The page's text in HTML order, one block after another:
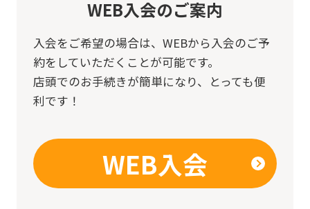
WEB入会のご案内
入会をご希望の場合は、 WEBから入会のご予
約をしていただくことが可能です。
店頭でのお手続きが簡単になり、とっても便
利です！
WEB入会